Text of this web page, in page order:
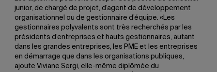
junior, de chargé de projet, d’agent de développement
organisationnel ou de gestionnaire d’équipe. «Les
gestionnaires polyvalents sont très recherchés par les
présidents d’entreprises et hauts gestionnaires, autant
dans les grandes entreprises, les PME et les entreprises
en démarrage que dans les organisations publiques,
ajoute Viviane Sergi, elle-même diplômée du